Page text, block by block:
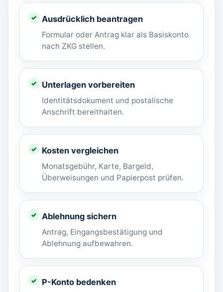
Ausdrücklich beantragen
Formular oder Antrag klar als Basiskonto
nach ZKG stellen.
Unterlagen vorbereiten
Identitätsdokument und postalische
Anschrift bereithalten.
Kosten vergleichen
Monatsgebühr, Karte, Bargeld,
Überweisungen und Papierpost prüfen.
Ablehnung sichern
Antrag, Eingangsbestätigung und
Ablehnung aufbewahren.
P-Konto bedenken